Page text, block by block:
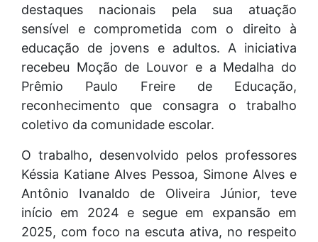
destaques nacionais pela sua atuação
sensível e comprometida com o direito à
educação de jovens e adultos. A iniciativa
recebeu Moção de Louvor e a Medalha do
Prêmio Paulo Freire de Educação,
reconhecimento que consagra o trabalho
coletivo da comunidade escolar.
O trabalho, desenvolvido pelos professores
Késsia Katiane Alves Pessoa, Simone Alves e
Antônio Ivanaldo de Oliveira Júnior, teve
início em 2024 e segue em expansão em
2025, com foco na escuta ativa, no respeito